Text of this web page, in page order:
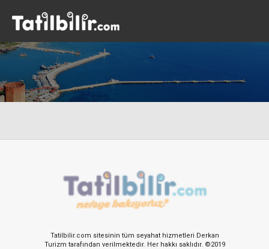
Tatilbilir.com sitesinin tüm seyahat hizmetleri Derkan
Turizm tarafından verilmektedir. Her hakkı saklıdır. ©2019